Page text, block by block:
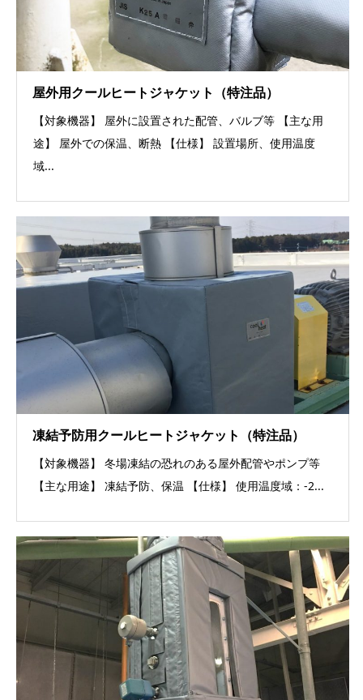
屋外用クールヒートジャケット（特注品）
【対象機器】 屋外に設置された配管、バルブ等 【主な用
途】 屋外での保温、断熱 【仕様】 設置場所、使用温度
域...
凍結予防用クールヒートジャケット（特注品）
【対象機器】 冬場凍結の恐れのある屋外配管やポンプ等
【主な用途】 凍結予防、保温 【仕様】 使用温度域：-2...